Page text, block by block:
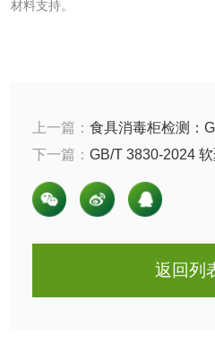
材料支持。
上一篇： 食具消毒柜检测：
毒柜性能要求和试验方法
下一篇： GB/T 3830-2024
材检测
返回列
陶瓷颜料
玻璃画颜料